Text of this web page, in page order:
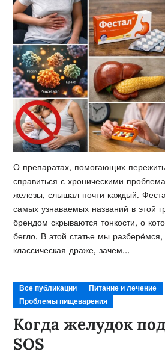
О препаратах, помогающих
справиться с хроническими
железы, слышал почти каждый.
самых узнаваемых названий в этой
брендом скрываются тонкости, о
бегло. В этой статье мы разберёмся,
классическая драже, зачем…
Все публикации
Питание и лечение
Проблемы пищеварения
Когда желудок
SOS